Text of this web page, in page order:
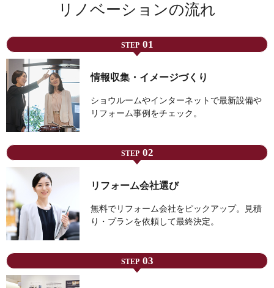
リノベーションの流れ
STEP 01
情報収集・イメージづくり
ショウルームやインターネットで最新設備や
リフォーム事例をチェック。
STEP 02
リフォーム会社選び
無料でリフォーム会社をピックアップ。見積
り・プランを依頼して最終決定。
STEP 03